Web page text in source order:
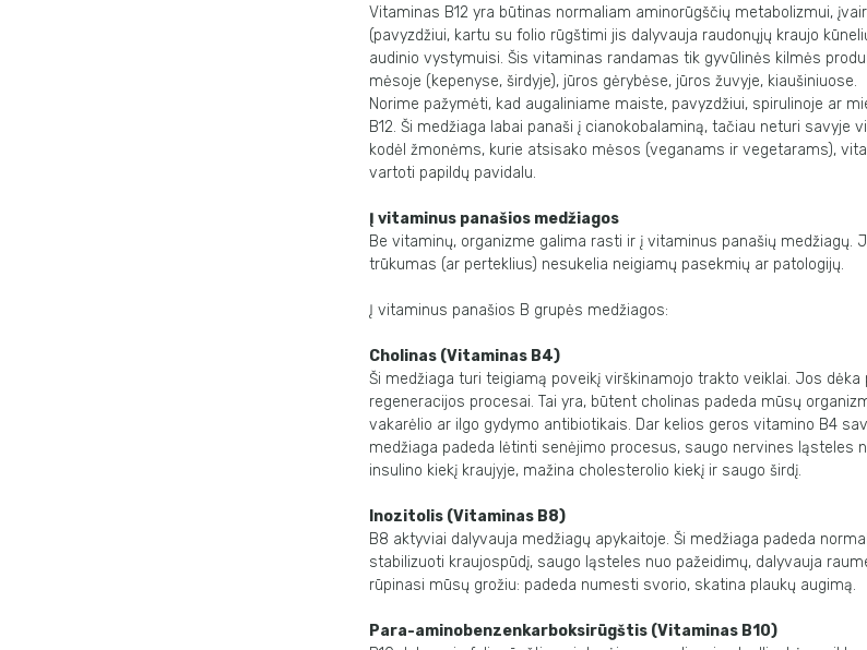
Vitaminas B12 yra būtinas normaliam aminorūgščių metabolizmui,
(pavyzdžiui, kartu su folio rūgštimi jis dalyvauja raudonųjų kraujo
audinio vystymuisi. Šis vitaminas randamas tik gyvūlinės kilmės
mėsoje (kepenyse, širdyje), jūros gėrybėse, jūros žuvyje, kiaušiniuose.
Norime pažymėti, kad augaliniame maiste, pavyzdžiui, spirulinoje ar
B12. Ši medžiaga labai panaši į cianokobalaminą, tačiau neturi savyje
kodėl žmonėms, kurie atsisako mėsos (veganams ir vegetarams),
vartoti papildų pavidalu.
Į vitaminus panašios medžiagos
Be vitaminų, organizme galima rasti ir į vitaminus panašių medžiagų.
trūkumas (ar perteklius) nesukelia neigiamų pasekmių ar patologijų.
Į vitaminus panašios B grupės medžiagos:
Cholinas (Vitaminas B4)
Ši medžiaga turi teigiamą poveikį virškinamojo trakto veiklai. Jos dėka
regeneracijos procesai. Tai yra, būtent cholinas padeda mūsų
vakarėlio ar ilgo gydymo antibiotikais. Dar kelios geros vitamino B4
medžiaga padeda lėtinti senėjimo procesus, saugo nervines ląsteles
insulino kiekį kraujyje, mažina cholesterolio kiekį ir saugo širdį.
Inozitolis (Vitaminas B8)
B8 aktyviai dalyvauja medžiagų apykaitoje. Ši medžiaga padeda
stabilizuoti kraujospūdį, saugo ląsteles nuo pažeidimų, dalyvauja
rūpinasi mūsų grožiu: padeda numesti svorio, skatina plaukų augimą.
Para-aminobenzenkarboksirūgštis (Vitaminas B10)